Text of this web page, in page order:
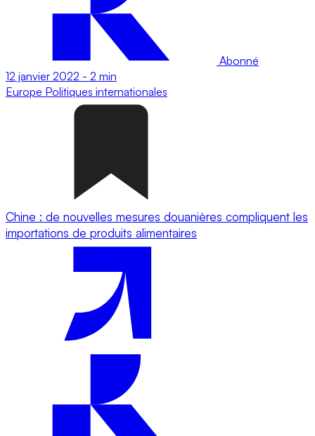
Abonné
12 janvier 2022 - 2 min
Europe Politiques internationales
Chine : de nouvelles mesures douanières compliquent les
importations de produits alimentaires